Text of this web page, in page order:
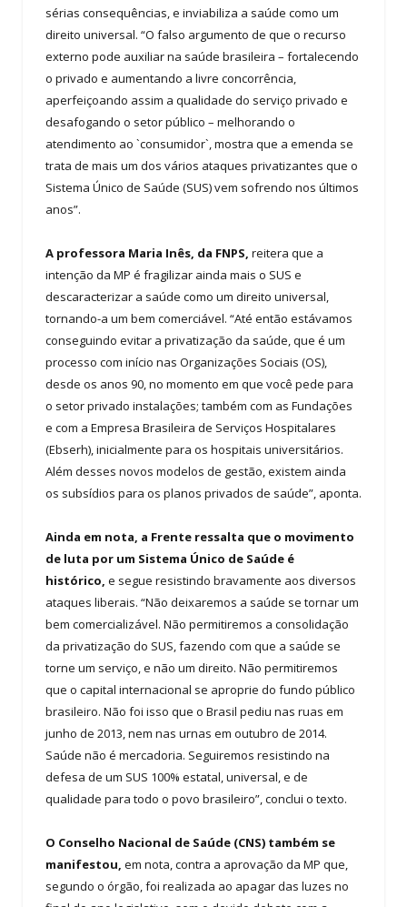
sérias consequências, e inviabiliza a saúde como um
direito universal. “O falso argumento de que o recurso
externo pode auxiliar na saúde brasileira – fortalecendo
o privado e aumentando a livre concorrência,
aperfeiçoando assim a qualidade do serviço privado e
desafogando o setor público – melhorando o
atendimento ao `consumidor`, mostra que a emenda se
trata de mais um dos vários ataques privatizantes que o
Sistema Único de Saúde (SUS) vem sofrendo nos últimos
anos”.
A professora Maria Inês, da FNPS, reitera que a
intenção da MP é fragilizar ainda mais o SUS e
descaracterizar a saúde como um direito universal,
tornando-a um bem comerciável. “Até então estávamos
conseguindo evitar a privatização da saúde, que é um
processo com início nas Organizações Sociais (OS),
desde os anos 90, no momento em que você pede para
o setor privado instalações; também com as Fundações
e com a Empresa Brasileira de Serviços Hospitalares
(Ebserh), inicialmente para os hospitais universitários.
Além desses novos modelos de gestão, existem ainda
os subsídios para os planos privados de saúde”, aponta.
Ainda em nota, a Frente ressalta que o movimento
de luta por um Sistema Único de Saúde é
histórico, e segue resistindo bravamente aos diversos
ataques liberais. “Não deixaremos a saúde se tornar um
bem comercializável. Não permitiremos a consolidação
da privatização do SUS, fazendo com que a saúde se
torne um serviço, e não um direito. Não permitiremos
que o capital internacional se aproprie do fundo público
brasileiro. Não foi isso que o Brasil pediu nas ruas em
junho de 2013, nem nas urnas em outubro de 2014.
Saúde não é mercadoria. Seguiremos resistindo na
defesa de um SUS 100% estatal, universal, e de
qualidade para todo o povo brasileiro”, conclui o texto.
O Conselho Nacional de Saúde (CNS) também se
manifestou, em nota, contra a aprovação da MP que,
segundo o órgão, foi realizada ao apagar das luzes no